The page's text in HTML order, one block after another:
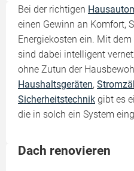
Bei der richtigen
einen Gewinn an Komfort,
Energiekosten ein. Mit
sind dabei intelligent
ohne Zutun der
Haushaltsgeräten,
Sicherheitstechnik gibt es
die in solch ein System
Dach renovieren